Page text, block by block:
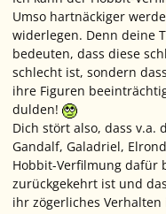
Umso hartnäckiger
widerlegen. Denn deine
bedeuten, dass diese
schlecht ist, sondern
ihre Figuren
dulden!
Dich stört also, dass v.a.
Gandalf, Galadriel,
Hobbit-Verfilmung dafür
zurückgekehrt ist und
ihr zögerliches